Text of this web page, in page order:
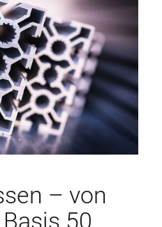
– von
50